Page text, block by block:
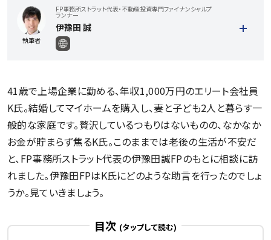
執筆者
FP事務所ストラット代表・不動産投資専門ファイナンシャルプ
ランナー
伊豫田 誠
記事一覧を見る
41歳で上場企業に勤める、年収1,000万円のエリート会社員
K氏。結婚してマイホームを購入し、妻と子ども2人と暮らす一
般的な家庭です。贅沢しているつもりはないものの、なかなか
お金が貯まらず焦るK氏。このままでは老後の生活が不安だ
と、FP事務所ストラット代表の伊豫田誠FPのもとに相談に訪
れました。伊豫田FPはK氏にどのような助言を行ったのでしょ
うか。見ていきましょう。
目次